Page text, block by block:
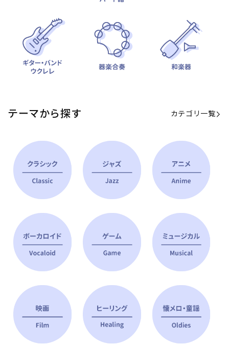
テーマから探す カテゴリ一覧